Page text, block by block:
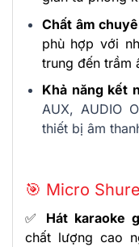
Chất âm
phù hợp với
trung đến trầm
Khả năng kết
AUX, AUDIO
thiết bị âm
🎯 Micro
✅ Hát karaoke
chất lượng cao